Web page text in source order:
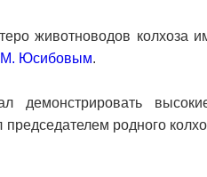
животноводов колхоза
М. Юсибовым.
родного